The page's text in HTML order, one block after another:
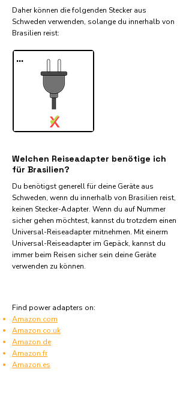
Daher können die folgenden Stecker aus
Schweden verwenden, solange du innerhalb von
Brasilien reist:​
...
X
✓
Welchen Reiseadapter benötige ich
für Brasilien?
Du benötigst generell für deine Geräte aus
Schweden, wenn du innerhalb von Brasilien reist,
keinen Stecker-Adapter. Wenn du auf Nummer
sicher gehen möchtest, kannst du trotzdem einen
Universal-Reiseadapter mitnehmen. Mit einerm
Universal-Reiseadapter im Gepäck, kannst du
immer beim Reisen sicher sein deine Geräte
verwenden zu können.
Find power adapters on:
Amazon.com
Amazon.co.uk
Amazon.de
Amazon.fr
Amazon.es